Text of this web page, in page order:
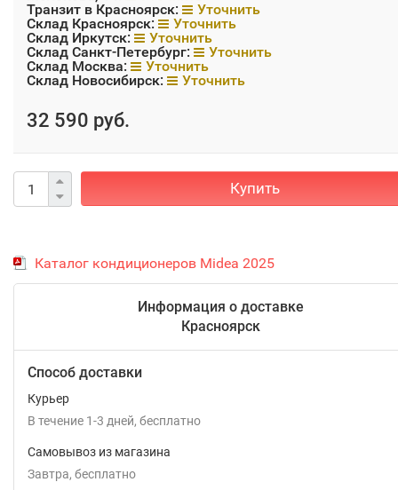
Транзит в Красноярск:
Уточнить
Склад Красноярск:
Уточнить
Склад Иркутск:
Уточнить
Склад Санкт-Петербург:
Уточнить
Склад Москва:
Уточнить
Склад Новосибирск:
Уточнить
32 590 руб.
Купить
Каталог кондиционеров Midea 2025
Информация о доставке
Красноярск
Способ доставки
Курьер
В течение 1-3 дней Бесплатно
Самовывоз из магазина
Завтра
Бесплатно